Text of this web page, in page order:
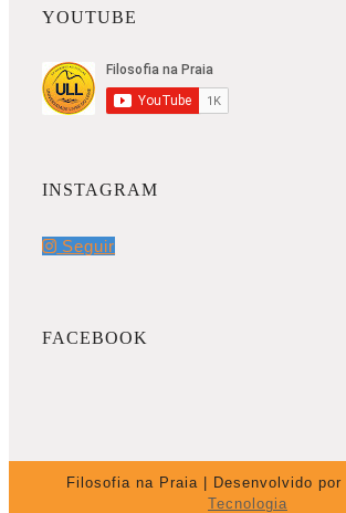
YOUTUBE
INSTAGRAM
Seguir
FACEBOOK
Filosofia na Praia | Desenvolvido por
Tecnologia